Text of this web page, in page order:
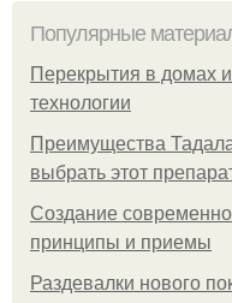
Популярные
Перекрытия в домах
технологии
Преимущества
выбрать этот
Создание
принципы и приемы
Раздевалки нового